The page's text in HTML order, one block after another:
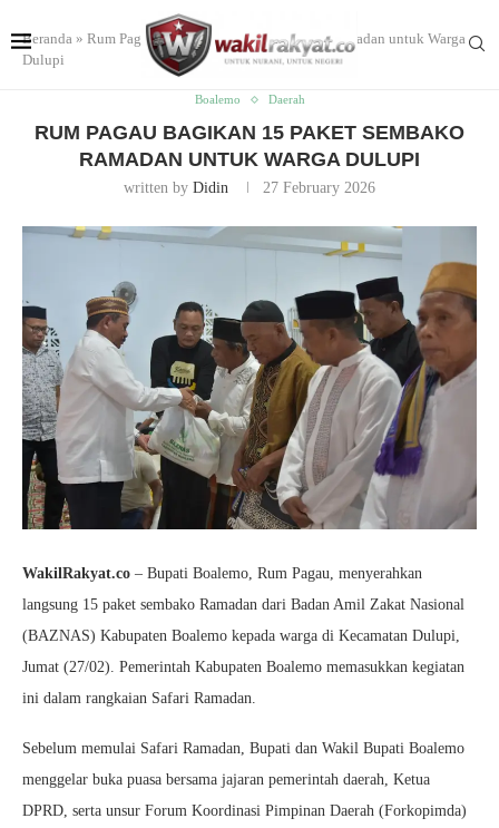
Beranda » Rum Pagau Bagikan 15 Paket Sembako Ramadan untuk Warga
Dulupi
Boalemo Daerah
RUM PAGAU BAGIKAN 15 PAKET SEMBAKO
RAMADAN UNTUK WARGA DULUPI
written by Didin 27 February 2026
WakilRakyat.co – Bupati Boalemo, Rum Pagau, menyerahkan
langsung 15 paket sembako Ramadan dari Badan Amil Zakat Nasional
(BAZNAS) Kabupaten Boalemo kepada warga di Kecamatan Dulupi,
Jumat (27/02). Pemerintah Kabupaten Boalemo memasukkan kegiatan
ini dalam rangkaian Safari Ramadan.
Sebelum memulai Safari Ramadan, Bupati dan Wakil Bupati Boalemo
menggelar buka puasa bersama jajaran pemerintah daerah, Ketua
DPRD, serta unsur Forum Koordinasi Pimpinan Daerah (Forkopimda)